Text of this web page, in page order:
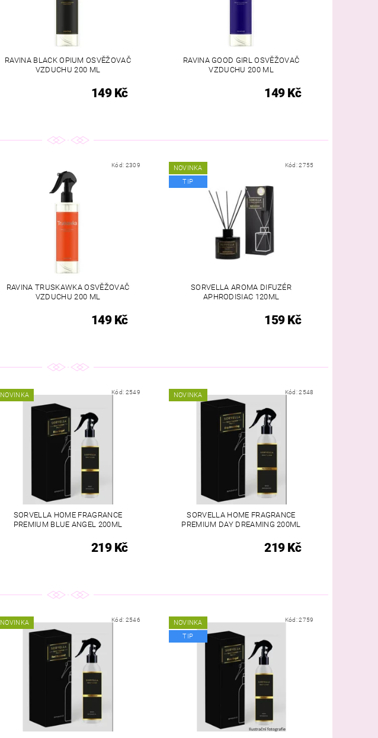
RAVINA BLACK OPIUM OSVĚŽOVAČ
VZDUCHU 200 ML
149 Kč
RAVINA GOOD GIRL OSVĚŽOVAČ
VZDUCHU 200 ML
149 Kč
Kód: 2309
RAVINA TRUSKAWKA OSVĚŽOVAČ
VZDUCHU 200 ML
149 Kč
NOVINKA
TIP
Kód:2755
SORVELLA AROMA DIFUZÉR
APHRODISIAC 120ML
159 Kč
NOVINKA Kód: 2549
SORVELLA HOME FRAGRANCE
PREMIUM BLUE ANGEL 200ML
219 Kč
NOVINKA Kód:2548
SORVELLA HOME FRAGRANCE
PREMIUM DAY DREAMING 200ML
219 Kč
NOVINKA Kód: 2546
NOVINKA
TIP
Kód:2759